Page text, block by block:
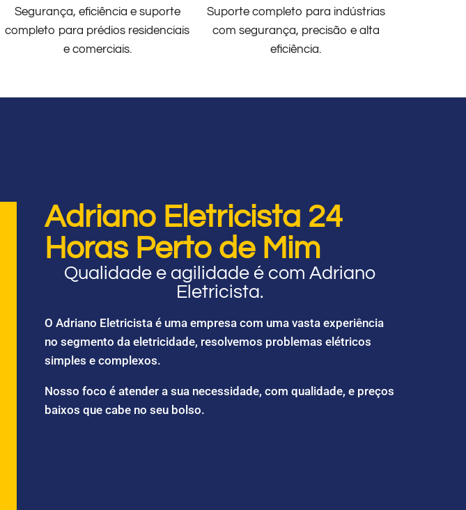
Segurança, eficiência e suporte
completo para prédios residenciais
e comerciais.
Suporte completo para indústrias
com segurança, precisão e alta
eficiência.
Adriano Eletricista 24
Horas Perto de Mim
Qualidade e agilidade é com Adriano
Eletricista.
O Adriano Eletricista é uma empresa com uma vasta experiência
no segmento da eletricidade, resolvemos problemas elétricos
simples e complexos.
Nosso foco é atender a sua necessidade, com qualidade, e preços
baixos que cabe no seu bolso.